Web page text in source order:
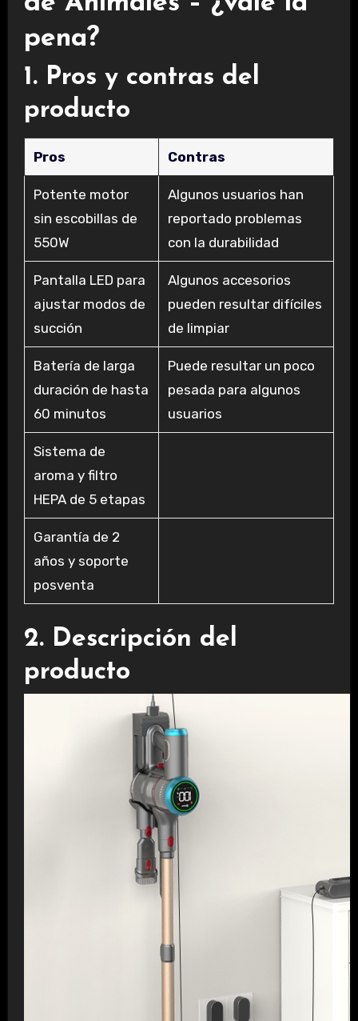
pena?
1. Pros y contras del
producto
Pros Contras
Potente motor
sin escobillas de
550W
Algunos usuarios han
reportado problemas
con la durabilidad
Pantalla LED para
ajustar modos de
succión
Algunos accesorios
pueden resultar difíciles
de limpiar
Batería de larga
duración de hasta
60 minutos
Puede resultar un poco
pesada para algunos
usuarios
Sistema de
aroma y filtro
HEPA de 5 etapas
Garantía de 2
años y soporte
posventa
2. Descripción del
producto